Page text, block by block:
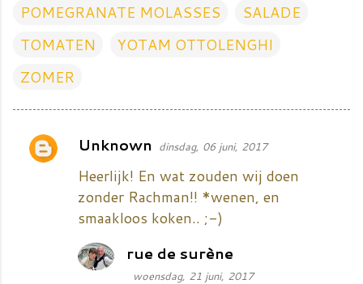
POMEGRANATE MOLASSES
SALADE
TOMATEN
YOTAM OTTOLENGHI
ZOMER
R
Unknown dinsdag, 06 juni, 2017
Heerlijk! En wat zouden wij doen
zonder Rachman!! *wenen, en
smaakloos koken.. ;-)
rue de surène
woensdag, 21 juni, 2017